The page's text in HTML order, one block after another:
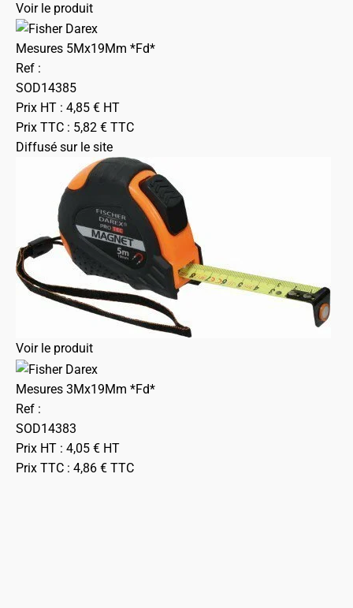
Voir le produit
Mesures 5Mx19Mm *Fd*
Ref :
SOD14385
Prix HT : 4,85 € HT
Prix TTC : 5,82 € TTC
Diffusé sur le site
Voir le produit
Mesures 3Mx19Mm *Fd*
Ref :
SOD14383
Prix HT : 4,05 € HT
Prix TTC : 4,86 € TTC